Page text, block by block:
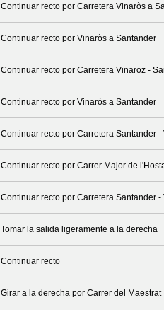
Continuar recto por Carretera Vinaròs a
Continuar recto por Vinaròs a Santander
Continuar recto por Carretera Vinaroz -
Continuar recto por Vinaròs a Santander
Continuar recto por Carretera Santander -
Continuar recto por Carrer Major de
Continuar recto por Carretera Santander -
Tomar la salida ligeramente a la derecha
Continuar recto
Girar a la derecha por Carrer del Maestrat